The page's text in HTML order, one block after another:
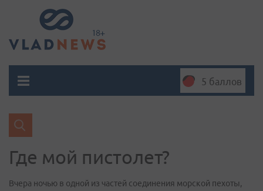
5 баллов
Где мой пистолет?
Вчера ночью в одной из частей соединения морской пехоты,